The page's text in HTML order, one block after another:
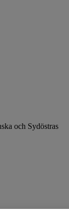
och Sydöstras